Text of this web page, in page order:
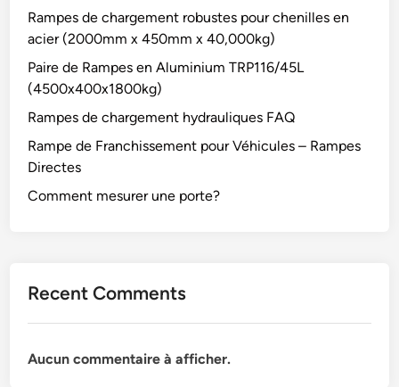
Rampes de chargement robustes pour chenilles en
acier (2000mm x 450mm x 40,000kg)
Paire de Rampes en Aluminium TRP116/45L
(4500x400x1800kg)
Rampes de chargement hydrauliques FAQ
Rampe de Franchissement pour Véhicules – Rampes
Directes
Comment mesurer une porte?
Recent Comments
Aucun commentaire à afficher.